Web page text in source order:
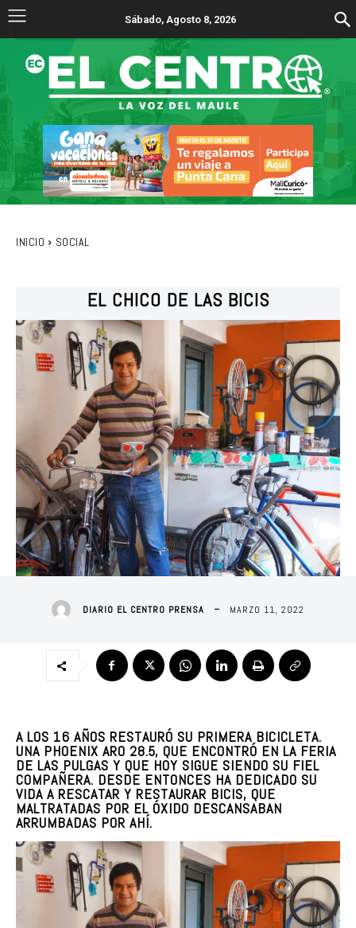
Sábado, Agosto 8, 2026
INICIO SOCIAL
EL CHICO DE LAS BICIS
DIARIO EL CENTRO PRENSA MARZO 11, 2022
A LOS 16 AÑOS RESTAURÓ SU PRIMERA BICICLETA.
UNA PHOENIX ARO 28.5, QUE ENCONTRÓ EN LA FERIA
DE LAS PULGAS Y QUE HOY SIGUE SIENDO SU FIEL
COMPAÑERA. DESDE ENTONCES HA DEDICADO SU
VIDA A RESCATAR Y RESTAURAR BICIS, QUE
MALTRATADAS POR EL ÓXIDO DESCANSABAN
ARRUMBADAS POR AHÍ.